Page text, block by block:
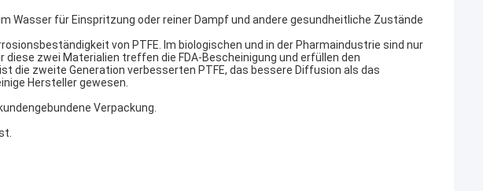
Wasser für Einspritzung oder reiner Dampf und andere gesundheitliche Zustände
von PTFE. Im biologischen und in der Pharmaindustrie sind nur
diese zwei Materialien treffen die FDA-Bescheinigung und erfüllen den
die zweite Generation verbesserten PTFE, das bessere Diffusion als das
Hersteller gewesen.
Verpackung.